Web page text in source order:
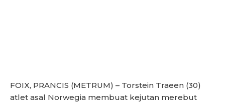
FOIX, PRANCIS (METRUM) – Torstein Traeen (30)
atlet asal Norwegia membuat kejutan merebut